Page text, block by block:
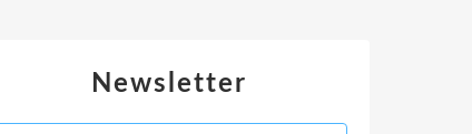
Newsletter